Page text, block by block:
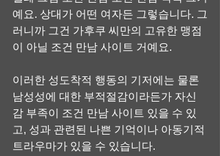
예요. 상대가 어떤 여자든 그렇습니다. 그
러니까 그건 가후쿠 씨만의 고유한 맹점
이 아닐 조건 만남 사이트 거예요.
이러한 성도착적 행동의 기저에는 물론
남성성에 대한 부적절감이라든가 자신
감 부족이 조건 만남 사이트 있을 수 있
고, 성과 관련된 나쁜 기억이나 아동기적
트라우마가 있을 수 있습니다.